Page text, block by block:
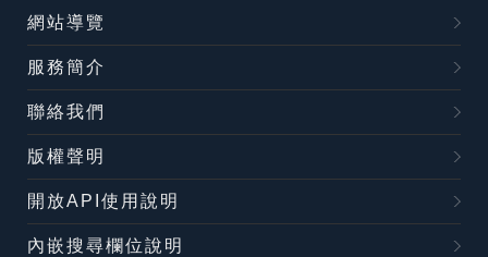
網站導覽
服務簡介
聯絡我們
版權聲明
開放API使用說明
內嵌搜尋欄位說明